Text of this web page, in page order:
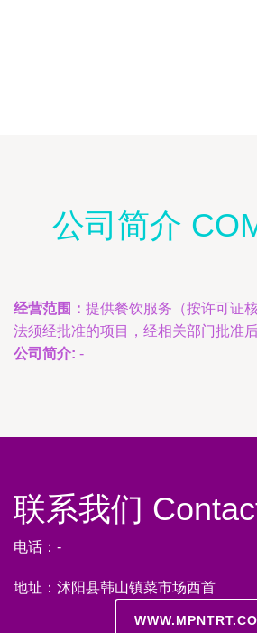
公司简介
经营范围： 提供餐饮服务（按许可证
法须经批准的项目，经相关部门批准
公司简介: -
联系我们
电话：-
地址：沭阳县韩山镇菜市场西首